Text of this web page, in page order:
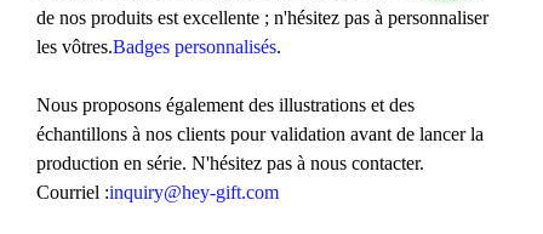
de nos produits est excellente ; n'hésitez pas à personnaliser
les vôtres.Badges personnalisés.
Nous proposons également des illustrations et des
échantillons à nos clients pour validation avant de lancer la
production en série. N'hésitez pas à nous contacter.
Courriel :inquiry@hey-gift.com